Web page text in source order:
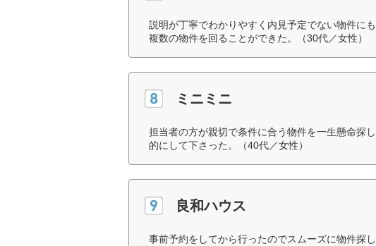
説明が丁寧でわかりやすく内見予定でない物件に
複数の物件を回ることができた。（30代／女性）
ミニミニ
担当者の方が親切で条件に合う物件を一生懸命探
的にして下さった。（40代／女性）
良和ハウス
事前予約をしてから行ったのでスムーズに物件探